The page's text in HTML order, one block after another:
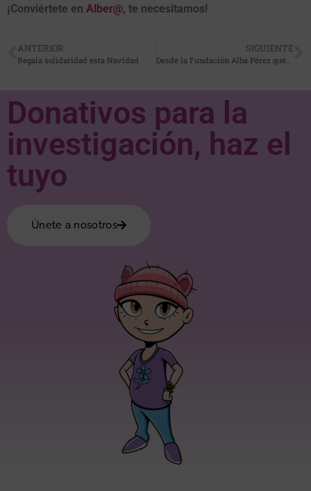
¡Conviértete en Alber@, te necesitamos!
ANTERIOR
Regala solidaridad esta Navidad
SIGUIENTE
Donativos para la
investigación, haz el
tuyo
Únete a nosotros